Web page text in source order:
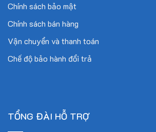
Chính sách bảo mật
Chính sách bán hàng
Vận chuyển và thanh toán
Chế độ bảo hành đổi trả
TỔNG ĐÀI HỖ TRỢ